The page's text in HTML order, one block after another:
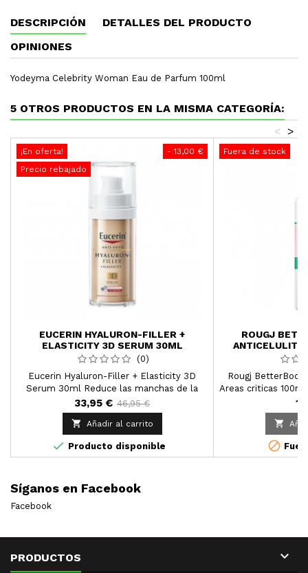
DESCRIPCIÓN
DETALLES DEL PRODUCTO
OPINIONES
Yodeyma Celebrity Woman Eau de Parfum 100ml
5 OTROS PRODUCTOS EN LA MISMA CATEGORÍA:
>
<
- 13,00 €
¡En oferta!
Precio rebajado
EUCERIN HYALURON-FILLER +
ELASTICITY 3D SERUM 30ML
(0)
Eucerin Hyaluron-Filler + Elasticity 3D
Serum 30ml Reduce las manchas de la
edad, debidas a la exposición crónica al sol,
con efectos visibles a partir de las dos
semanas
33,95 € 46,95 €

Añadir al carrito
 Producto disponible
Fuera de stock
ROUGJ
Rougj
Areas criticas
base de cafeina
zonas


Síganos en Facebook
Facebook
PRODUCTOS 